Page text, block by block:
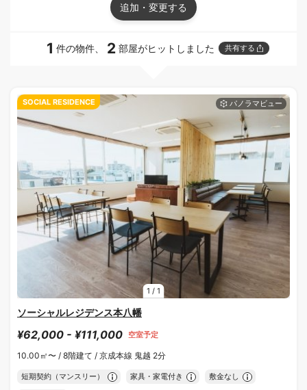
追加・変更する
1 件の物件、 2 部屋がヒットしました 共有する
1 / 1
SOCIAL RESIDENCE
ソーシャルレジデンス本八幡
¥62,000 - ¥111,000 空室予定
10.00㎡〜 / 8階建て / 京成本線 鬼越 2分
短期契約（マンスリー） 家具・家電付き 敷金なし